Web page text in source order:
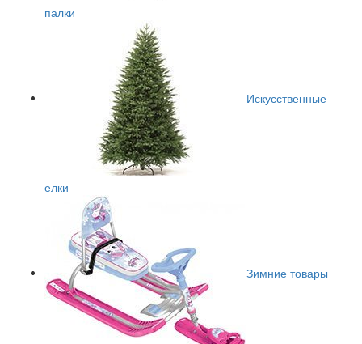
палки
Искусственные
елки
Зимние товары